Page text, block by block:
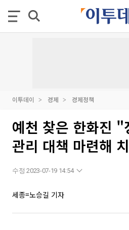
이투데이 경제 경제정책
예천 찾은 한화진 "
관리 대책 마련해
수정 2023-07-19 14:54
세종=노승길 기자